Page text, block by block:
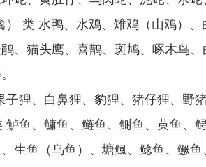
类 水鸭、水鸡、雉鸡（山鸡）、
、猫头鹰、喜鹊、斑鸠、啄木鸟
狸、白鼻狸、豹狸、猪仔狸、野
鱼、鳙鱼、鲢鱼、鲥鱼、黄鱼、
生鱼（乌鱼）、塘鲺、鲶鱼、鳜